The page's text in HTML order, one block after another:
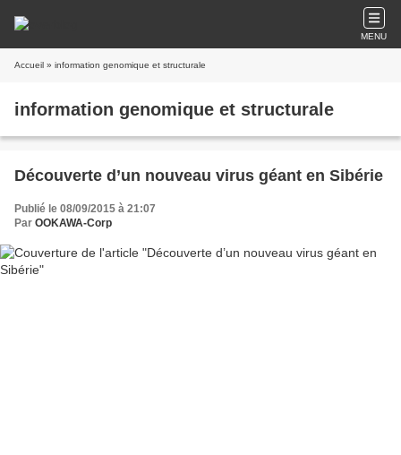
MENU
Accueil » information genomique et structurale
information genomique et structurale
Découverte d’un nouveau virus géant en Sibérie
Publié le 08/09/2015 à 21:07
Par OOKAWA-Corp